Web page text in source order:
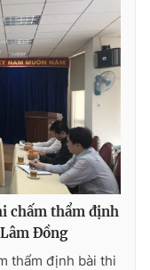
chấm thẩm định
Đồng
thẩm định bài thi